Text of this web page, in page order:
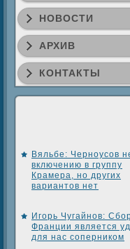
НОВОСТИ
АРХИВ
КОНТАКТЫ
Вяльбе: Черноусов
включению в группу
Крамера, но других
вариантов нет
Игорь Чугайнов:
Франции является
для нас соперником